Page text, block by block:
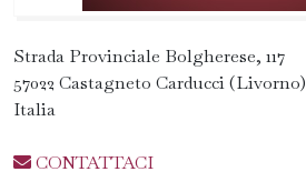
Strada Provinciale Bolgherese, 117
57022 Castagneto Carducci (Livorno)
Italia
CONTATTACI